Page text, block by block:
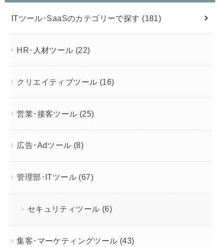
ITツール･SaaSのカテゴリーで探す (181)
HR･人材ツール (22)
クリエイティブツール (16)
営業･接客ツール (25)
広告･Adツール (8)
管理部･ITツール (67)
セキュリティツール (6)
集客･マーケティングツール (43)